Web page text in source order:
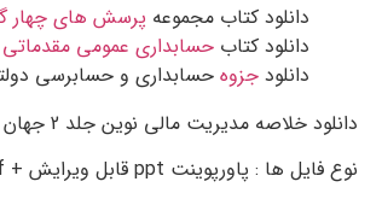
دانلود کتاب مجموعه پرسش های چهار
دانلود کتاب حسابداری عمومی مقدماتی
دانلود جزوهحسابداری و حسابرسی
دانلود خلاصه مدیریت مالی نوین جلد 2 جهان خانی استفان راس +
نوع فایل ها : پاورپوینت ppt قابل ویرایش + pdf